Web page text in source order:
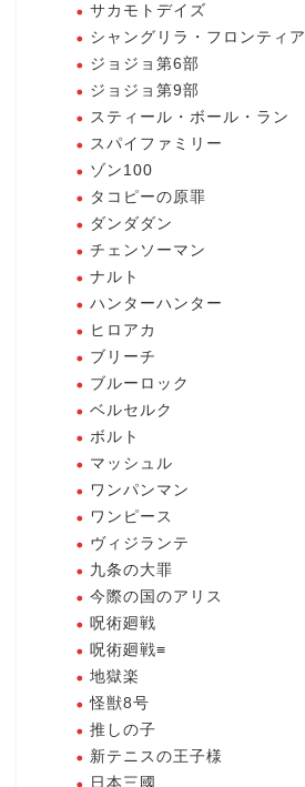
サカモトデイズ
シャングリラ・フロンティア
ジョジョ第6部
ジョジョ第9部
スティール・ボール・ラン
スパイファミリー
ゾン100
タコピーの原罪
ダンダダン
チェンソーマン
ナルト
ハンターハンター
ヒロアカ
ブリーチ
ブルーロック
ベルセルク
ボルト
マッシュル
ワンパンマン
ワンピース
ヴィジランテ
九条の大罪
今際の国のアリス
呪術廻戦
呪術廻戦≡
地獄楽
怪獣8号
推しの子
新テニスの王子様
日本三國